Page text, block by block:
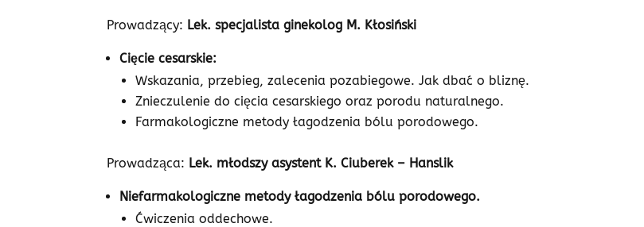
Prowadzący: Lek. specjalista ginekolog M. Kłosiński
Cięcie cesarskie:
Wskazania, przebieg, zalecenia pozabiegowe. Jak dbać o bliznę.
Znieczulenie do cięcia cesarskiego oraz porodu naturalnego.
Farmakologiczne metody łagodzenia bólu porodowego.
Prowadząca: Lek. młodszy asystent K. Ciuberek – Hanslik
Niefarmakologiczne metody łagodzenia bólu porodowego.
Ćwiczenia oddechowe.